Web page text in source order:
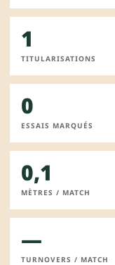
1
TITULARISATIONS
0
ESSAIS MARQUÉS
0,1
MÈTRES / MATCH
—
TURNOVERS / MATCH